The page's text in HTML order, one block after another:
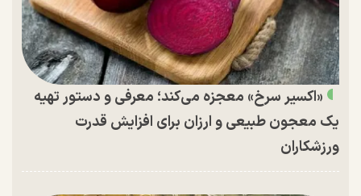
«اکسیر سرخ» معجزه می‌کند؛ معرفی و دستور تهیه
یک معجون طبیعی و ارزان برای افزایش قدرت
ورزشکاران